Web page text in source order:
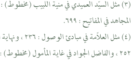
المجاهد في المفاتيح : ٦٩٩.
٢٥٢ ، والفاضل الجواد في غاية المأمول (مخطوط) : ٢٢٠ ، والشيخ الجرجاني في غاية البادئ (مخطوط) : ٢٨٧.